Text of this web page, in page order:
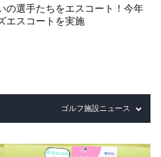
の選手たちをエスコート！今年
エスコートを実施
ゴルフ施設ニュース